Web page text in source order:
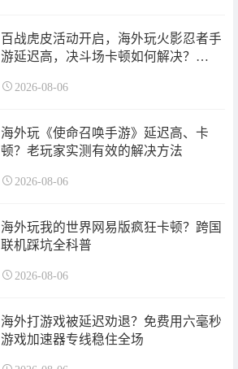
百战虎皮活动开启，海外玩火影忍者手
游延迟高，决斗场卡顿如何解决？
2026-08-06
海外玩《使命召唤手游》延迟高、卡
顿？老玩家实测有效的解决方法
2026-08-06
海外玩我的世界网易版疯狂卡顿？跨国
联机踩坑全科普
2026-08-06
海外打游戏被延迟劝退？免费用六毫秒
游戏加速器专线稳住全场